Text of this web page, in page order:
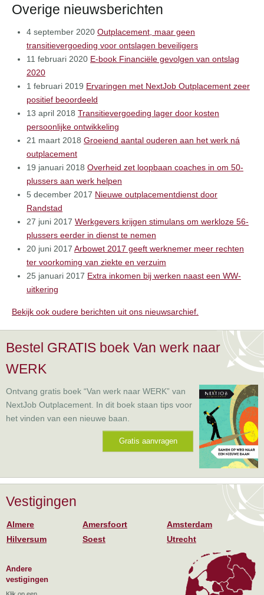
Overige nieuwsberichten
4 september 2020 Outplacement, maar geen
transitievergoeding voor ontslagen beveiligers
11 februari 2020 E-book Financiële gevolgen van ontslag
2020
1 februari 2019 Ervaringen met NextJob Outplacement zeer
positief beoordeeld
13 april 2018 Transitievergoeding lager door kosten
persoonlijke ontwikkeling
21 maart 2018 Groeiend aantal ouderen aan het werk ná
outplacement
19 januari 2018 Overheid zet loopbaan coaches in om 50-
plussers aan werk helpen
5 december 2017 Nieuwe outplacementdienst door
Randstad
27 juni 2017 Werkgevers krijgen stimulans om werkloze 56-
plussers eerder in dienst te nemen
20 juni 2017 Arbowet 2017 geeft werknemer meer rechten
ter voorkoming van ziekte en verzuim
25 januari 2017 Extra inkomen bij werken naast een WW-
uitkering
Bekijk ook oudere berichten uit ons nieuwsarchief.
Bestel GRATIS boek Van werk naar
WERK
Ontvang gratis boek “Van werk naar WERK” van
NextJob Outplacement. In dit boek staan tips voor
het vinden van een nieuwe baan.
Gratis aanvragen
Vestigingen
Almere Amersfoort
Amsterdam
Hilversum
Soest Utrecht
Andere
vestigingen